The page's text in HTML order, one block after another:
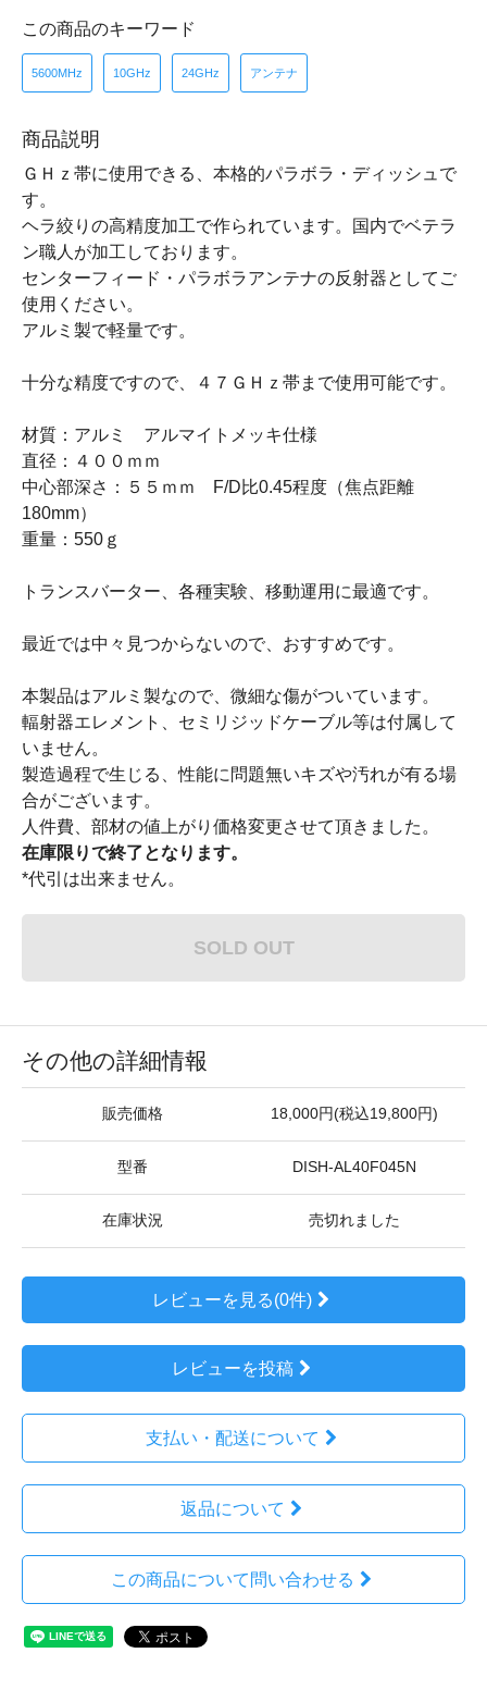
この商品のキーワード
5600MHz 10GHz 24GHz アンテナ
商品説明
ＧＨｚ帯に使用できる、本格的パラボラ・ディッシュで
す。
ヘラ絞りの高精度加工で作られています。国内でベテラ
ン職人が加工しております。
センターフィード・パラボラアンテナの反射器としてご
使用ください。
アルミ製で軽量です。
十分な精度ですので、４７ＧＨｚ帯まで使用可能です。
材質：アルミ アルマイトメッキ仕様
直径：４００ｍｍ
中心部深さ：５５ｍｍ F/D比0.45程度（焦点距離
180mm）
重量：550ｇ
トランスバーター、各種実験、移動運用に最適です。
最近では中々見つからないので、おすすめです。
本製品はアルミ製なので、微細な傷がついています。
輻射器エレメント、セミリジッドケーブル等は付属して
いません。
製造過程で生じる、性能に問題無いキズや汚れが有る場
合がございます。
人件費、部材の値上がり価格変更させて頂きました。
在庫限りで終了となります。
*代引は出来ません。
SOLD OUT
その他の詳細情報
販売価格 18,000円(税込19,800円)
型番 DISH-AL40F045N
在庫状況 売切れました
レビューを見る(0件)
レビューを投稿
支払い・配送について
返品について
この商品について問い合わせる